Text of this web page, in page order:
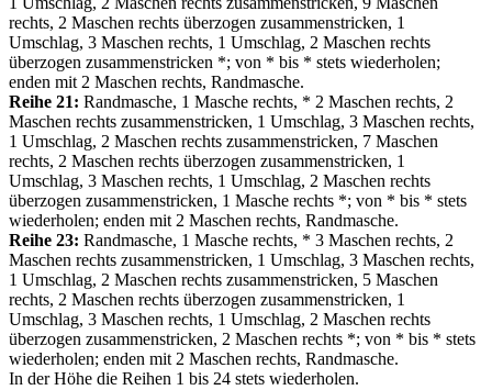
rechts, 2 Maschen rechts überzogen zusammenstricken, 1
Umschlag, 3 Maschen rechts, 1 Umschlag, 2 Maschen rechts
überzogen zusammenstricken *; von * bis * stets wiederholen;
enden mit 2 Maschen rechts, Randmasche.
Reihe 21: Randmasche, 1 Masche rechts, * 2 Maschen rechts, 2
Maschen rechts zusammenstricken, 1 Umschlag, 3 Maschen rechts,
1 Umschlag, 2 Maschen rechts zusammenstricken, 7 Maschen
rechts, 2 Maschen rechts überzogen zusammenstricken, 1
Umschlag, 3 Maschen rechts, 1 Umschlag, 2 Maschen rechts
überzogen zusammenstricken, 1 Masche rechts *; von * bis * stets
wiederholen; enden mit 2 Maschen rechts, Randmasche.
Reihe 23: Randmasche, 1 Masche rechts, * 3 Maschen rechts, 2
Maschen rechts zusammenstricken, 1 Umschlag, 3 Maschen rechts,
1 Umschlag, 2 Maschen rechts zusammenstricken, 5 Maschen
rechts, 2 Maschen rechts überzogen zusammenstricken, 1
Umschlag, 3 Maschen rechts, 1 Umschlag, 2 Maschen rechts
überzogen zusammenstricken, 2 Maschen rechts *; von * bis * stets
wiederholen; enden mit 2 Maschen rechts, Randmasche.
In der Höhe die Reihen 1 bis 24 stets wiederholen.